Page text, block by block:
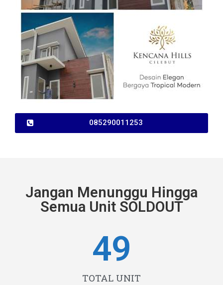
085290011253
Jangan Menunggu Hingga
Semua Unit SOLDOUT
49
TOTAL UNIT